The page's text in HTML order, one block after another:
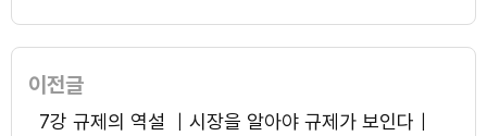
이전글
7강 규제의 역설 ｜시장을 알아야 규제가 보인다｜